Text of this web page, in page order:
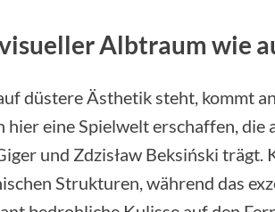
Albtraum wie
düstere Ästhetik steht, kommt
hier eine Spielwelt erschaffen,
und Zdzisław Beksiński
Strukturen, während das